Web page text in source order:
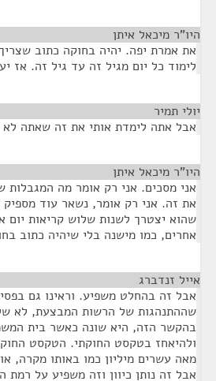
היו"ר מיכאל איתן
את אמרת יפה. יהיה בחוקה כתוב
לימוד כל יום מגיל זה עד גיל זה. אז
יולי תמיר
אבל אתה לימדת אותי את זה שאתה
היו"ר מיכאל איתן
אני מסכים. אני רק אומר מה המגבלות
את זה. אני רק אומר, נשאר עוד מספיק
שהוא יצטרך לשנות שלוש קריאות יום
אחרים, כמו מישנה בלי שיהיה כתוב
אייל זנדברג
אבל זה בהחלט משפיע. וראינו גם
שההתנהגות של הרשות המבצעת, לא
בהקשר הזה, היא שונה כאשר בית
ולהיאחז בטקסט החוקתי. הטקסט
מאה עשרים מיליון כמו באותו מקרה,
אבל זה נותן כיוון וזה משפיע על רמת